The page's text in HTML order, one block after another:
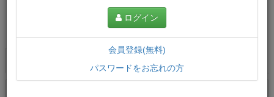
ログイン
会員登録(無料)
パスワードをお忘れの方